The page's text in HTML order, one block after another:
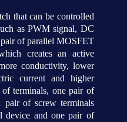
that can be controlled
as PWM signal, DC
of parallel MOSFET
creates an active
conductivity, lower
current and higher
terminals, one pair of
pair of screw terminals
device and one pair of